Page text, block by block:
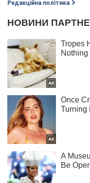
Редакційна політика